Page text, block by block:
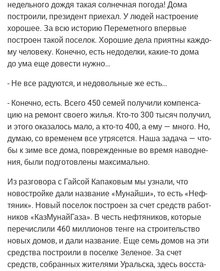
недель­но­го дождя такая сол­неч­ная пого­да! Дома
постро­и­ли, пре­зи­дент при­е­хал. У людей настро­е­ние
хоро­шее. За всю исто­рию Пере­мет­но­го впер­вые
постро­ен такой посе­лок. Хоро­шие дела при­ят­ны каж­до­
му чело­ве­ку. Конеч­но, есть недо­дел­ки, какие-то дома
до ума еще дове­сти нужно…
- Не все раду­ют­ся, и недо­воль­ные же есть…
- Конеч­но, есть. Все­го 450 семей полу­чи­ли ком­пен­са­
цию на ремонт сво­е­го жилья. Кто-то 300 тысяч полу­чил,
и это­го ока­за­лось мало, а кто-то 400, а ему — мно­го. Но,
думаю, со вре­ме­нем все утря­сет­ся. Наша зада­ча — что­
бы к зиме все дома, повре­жден­ные во вре­мя навод­не­
ния, были под­го­тов­ле­ны максимально.
Из раз­го­во­ра с Гай­сой Капа­ко­вым мы узна­ли, что
новострой­ке дали назва­ние «Мунай­ши», то есть «Неф­
тя­ник». Новый посе­лок постро­ен за счет средств работ­
ни­ков «Каз­Му­най­Га­за». В честь неф­тя­ни­ков, кото­рые
пере­чис­ли­ли 460 мил­ли­о­нов тен­ге на стро­и­тель­ство
новых домов, и дали назва­ние. Еще семь домов на эти
сред­ства постро­и­ли в посел­ке Зеле­ное. За счет
средств, собран­ных жите­ля­ми Ураль­ска, здесь вос­ста­